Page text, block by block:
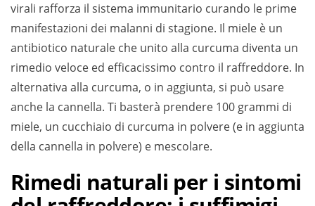
virali rafforza il sistema immunitario curando le prime
manifestazioni dei malanni di stagione. Il miele è un
antibiotico naturale che unito alla curcuma diventa un
rimedio veloce ed efficacissimo contro il raffreddore. In
alternativa alla curcuma, o in aggiunta, si può usare
anche la cannella. Ti basterà prendere 100 grammi di
miele, un cucchiaio di curcuma in polvere (e in aggiunta
della cannella in polvere) e mescolare.
Rimedi naturali per i sintomi